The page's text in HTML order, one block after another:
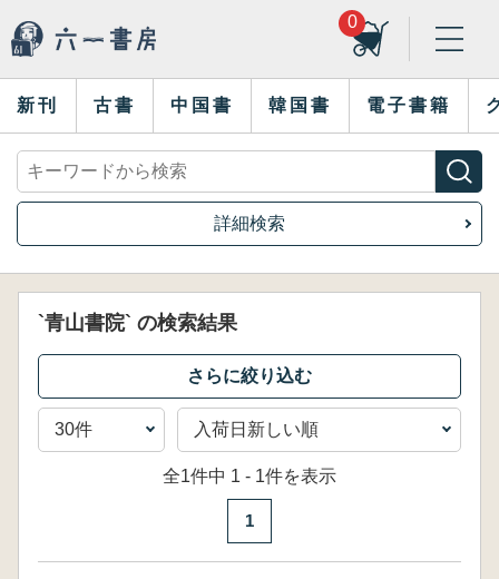
0
新刊 古書 中国書 韓国書 電子書籍
詳細検索
`青山書院` の検索結果
全1件中 1 - 1件を表示
1